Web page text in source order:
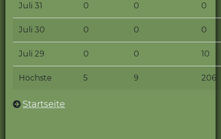
Juli 31 0 0 0
Juli 30 0 0 0
Juli 29 0 0 10
Höchste 5 9 206
Startseite